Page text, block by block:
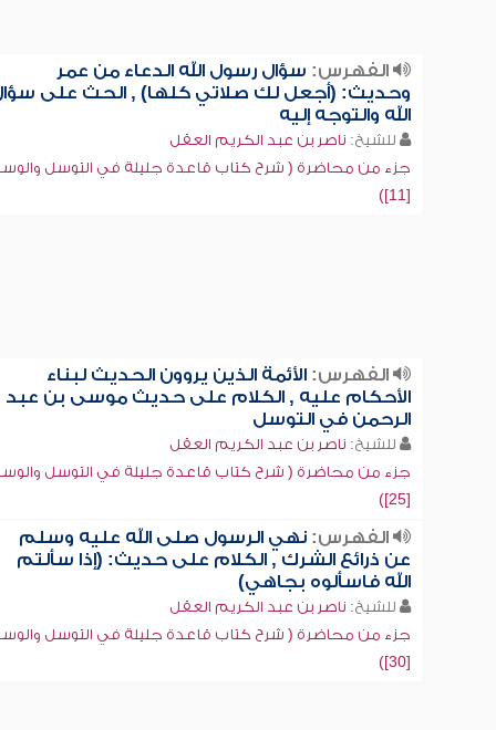
الفهرس: سؤال رسول الله الدعاء من عمر
وحديث: (أجعل لك صلاتي كلها) , الحث على
الله والتوجه إليه
للشيخ: ناصر بن عبد الكريم العقل
جزء من محاضرة ( شرح كتاب قاعدة جليلة في التوسل
[11])
الفهرس:الأئمة الذين يروون الحديث لبناء
الأحكام عليه , الكلام على حديث موسى بن عبد
الرحمن في التوسل
للشيخ: ناصر بن عبد الكريم العقل
جزء من محاضرة ( شرح كتاب قاعدة جليلة في التوسل
[25])
الفهرس:نهي الرسول صلى الله عليه وسلم
عن ذرائع الشرك , الكلام على حديث: (إذا سألتم
الله فاسألوه بجاهي)
للشيخ: ناصر بن عبد الكريم العقل
جزء من محاضرة ( شرح كتاب قاعدة جليلة في التوسل
[30])